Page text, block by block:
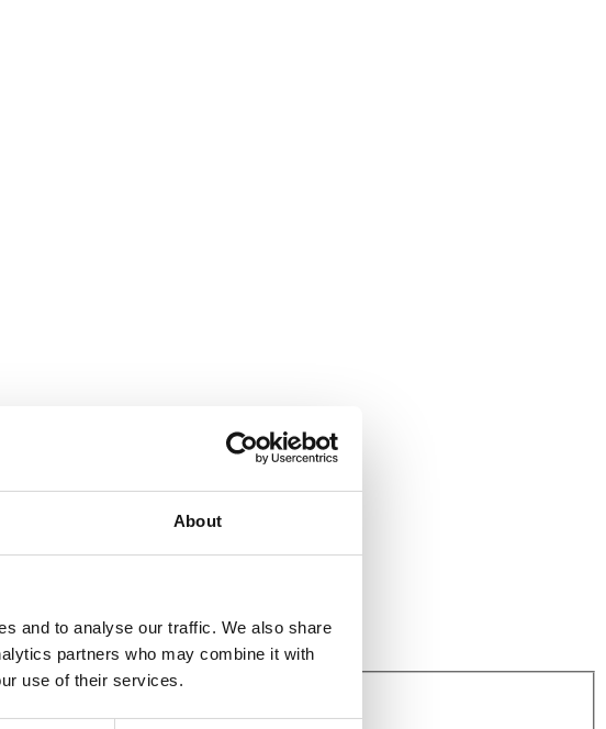
About
and to analyse our traffic. We also share
partners who may combine it with
use of their services.